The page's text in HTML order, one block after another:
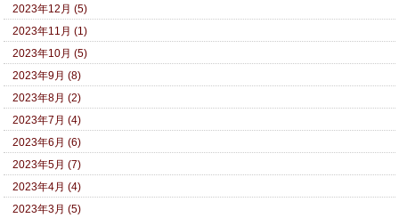
2023年12月 (5)
2023年11月 (1)
2023年10月 (5)
2023年9月 (8)
2023年8月 (2)
2023年7月 (4)
2023年6月 (6)
2023年5月 (7)
2023年4月 (4)
2023年3月 (5)